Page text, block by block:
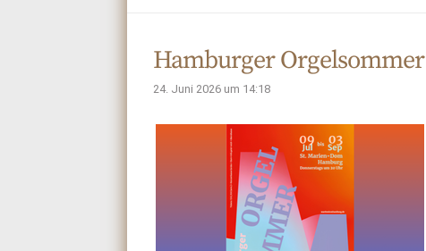
Hamburger Orgelsommer
24. Juni 2026 um 14:18